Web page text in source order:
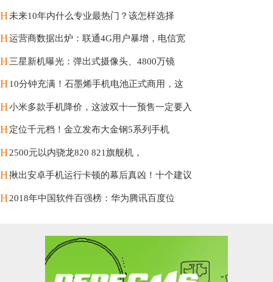
H未来10年内什么专业最热门？该怎样选择
H运营商数据出炉：联通4G用户暴增，电信宽
H三星新机曝光：弹出式摄像头、4800万镜
H10分钟充满！石墨烯手机电池正式商用，这
H小米多款手机降价，这波双十一预售一定要入
H定位千元档！金立发布大金钢5系列手机
H2500元以内骁龙820 821旗舰机，
H揪出安卓手机运行卡顿的幕后真凶！十个建议
H2018年中国软件百强榜：华为腾讯百度位